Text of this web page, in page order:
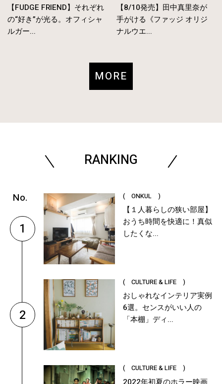
【FUDGE FRIEND】それぞれ
の“好き”が光る。オフィシャ
ルガー...
【8/10発売】田中真里奈が
手がける《ファッジ オリジ
ナルウエ...
MORE
RANKING
1
( ONKUL )
【１人暮らしの狭い部屋】
おうち時間を快適に！真似
したくな...
2
( CULTURE & LIFE )
おしゃれなインテリア実例
6選。センスがいい人の
「本棚」ディ...
( CULTURE & LIFE )